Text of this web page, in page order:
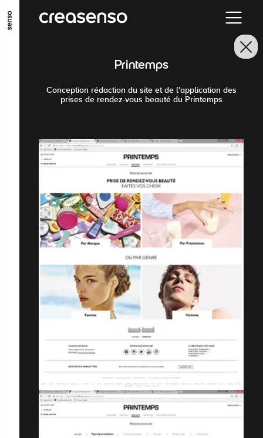
GO TO MAIN CONTENT GO TO MAIN MENU
Printemps
Conception rédaction du site et de l'application des
prises de rendez-vous beauté du Printemps